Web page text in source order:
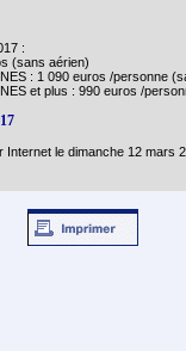
:
(sans aérien)
: 1 090 euros /personne
et plus : 990 euros /
Internet le dimanche 12 mars